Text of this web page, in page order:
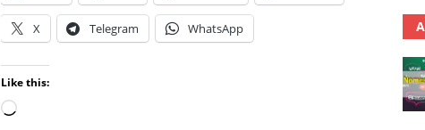
X Telegram WhatsApp
Like this: